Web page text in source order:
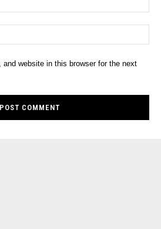
website in this browser for the next